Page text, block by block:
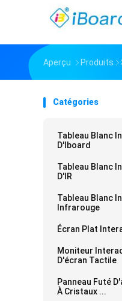
Aperçu Produits
Catégories
Tableau Blanc
D'Iboard
Tableau Blanc
D'IR
Tableau Blanc
Infrarouge
Écran Plat
Moniteur
D'écran Tactile
Panneau Futé
À Cristaux ...